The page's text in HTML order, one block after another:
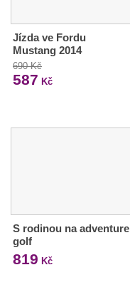
Jízda ve Fordu
Mustang 2014
690 Kč
587 Kč
S rodinou na adventure
golf
819 Kč